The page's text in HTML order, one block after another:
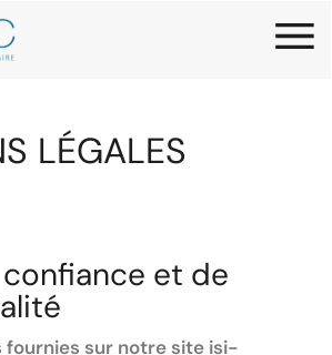
LÉGALES
et de
fournies sur notre site isi-